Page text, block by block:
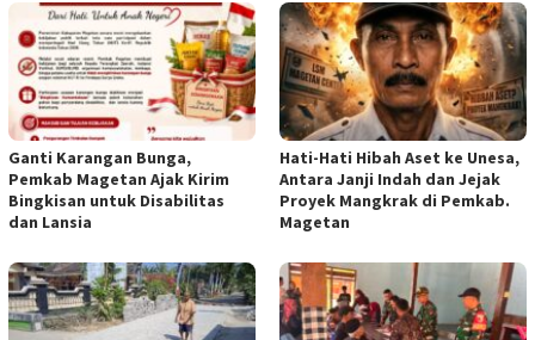
Ganti Karangan Bunga,
Pemkab Magetan Ajak Kirim
Bingkisan untuk Disabilitas
dan Lansia
Hati-Hati Hibah Aset ke Unesa,
Antara Janji Indah dan Jejak
Proyek Mangkrak di Pemkab.
Magetan